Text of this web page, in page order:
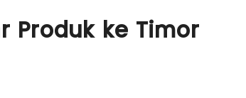
Produk ke Timor